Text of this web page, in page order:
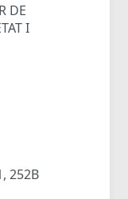
DE
I
252B